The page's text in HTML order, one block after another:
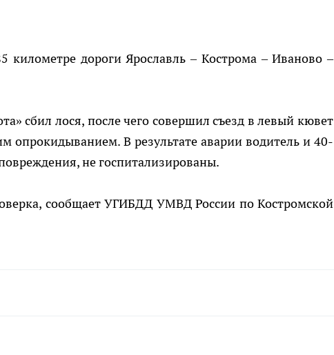
дороги Ярославль – Кострома – Иваново –
сбил лося, после чего совершил съезд в левый кювет
опрокидыванием. В результате аварии водитель и 40-
не госпитализированы.
сообщает УГИБДД УМВД России по Костромской